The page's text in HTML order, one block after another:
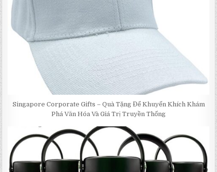
Singapore Corporate Gifts – Quà Tặng Để Khuyến Khích Khám
Phá Văn Hóa Và Giá Trị Truyền Thống